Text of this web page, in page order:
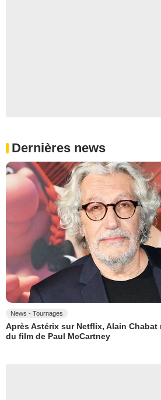
Dernières news
News - Tournages
Après Astérix sur Netflix, Alain
du film de Paul McCartney